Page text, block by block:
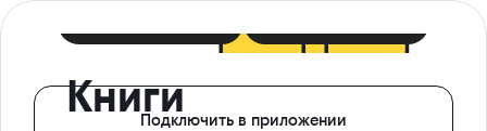
КнигиПодключить в приложении